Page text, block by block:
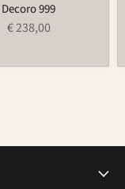
Decoro 999
€ 238,00